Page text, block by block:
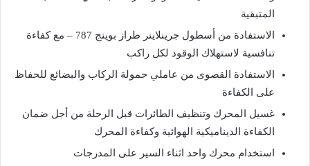
المتبقية
الاستفادة من أسطول جرينلاينر طراز بوينج 787 – مع كفاءة
تنافسية لاستهلاك الوقود لكل راكب
الاستفادة القصوى من عاملي حمولة الركاب والبضائع للحفاظ
على الكفاءة
غسيل المحرك وتنظيف الطائرات قبل الرحلة من أجل ضمان
الكفاءة الديناميكية الهوائية وكفاءة المحرك
استخدام محرك واحد اثناء السير على المدرجات